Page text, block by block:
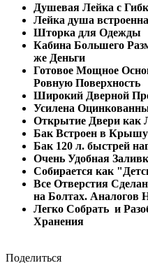
Душевая Лейка с
Лейка душа
Шторка для Одежды
Кабина Большего
же Деньги
Готовое Мощное
Ровную Поверхность
Широкий Дверной
Усилена
Открытие Двери как
Бак Встроен в
Бак 120 л. быстрей
Очень Удобная
Собирается как
Все Отверстия
на Болтах. Аналогов
Легко Собрать и
Хранения
Поделиться